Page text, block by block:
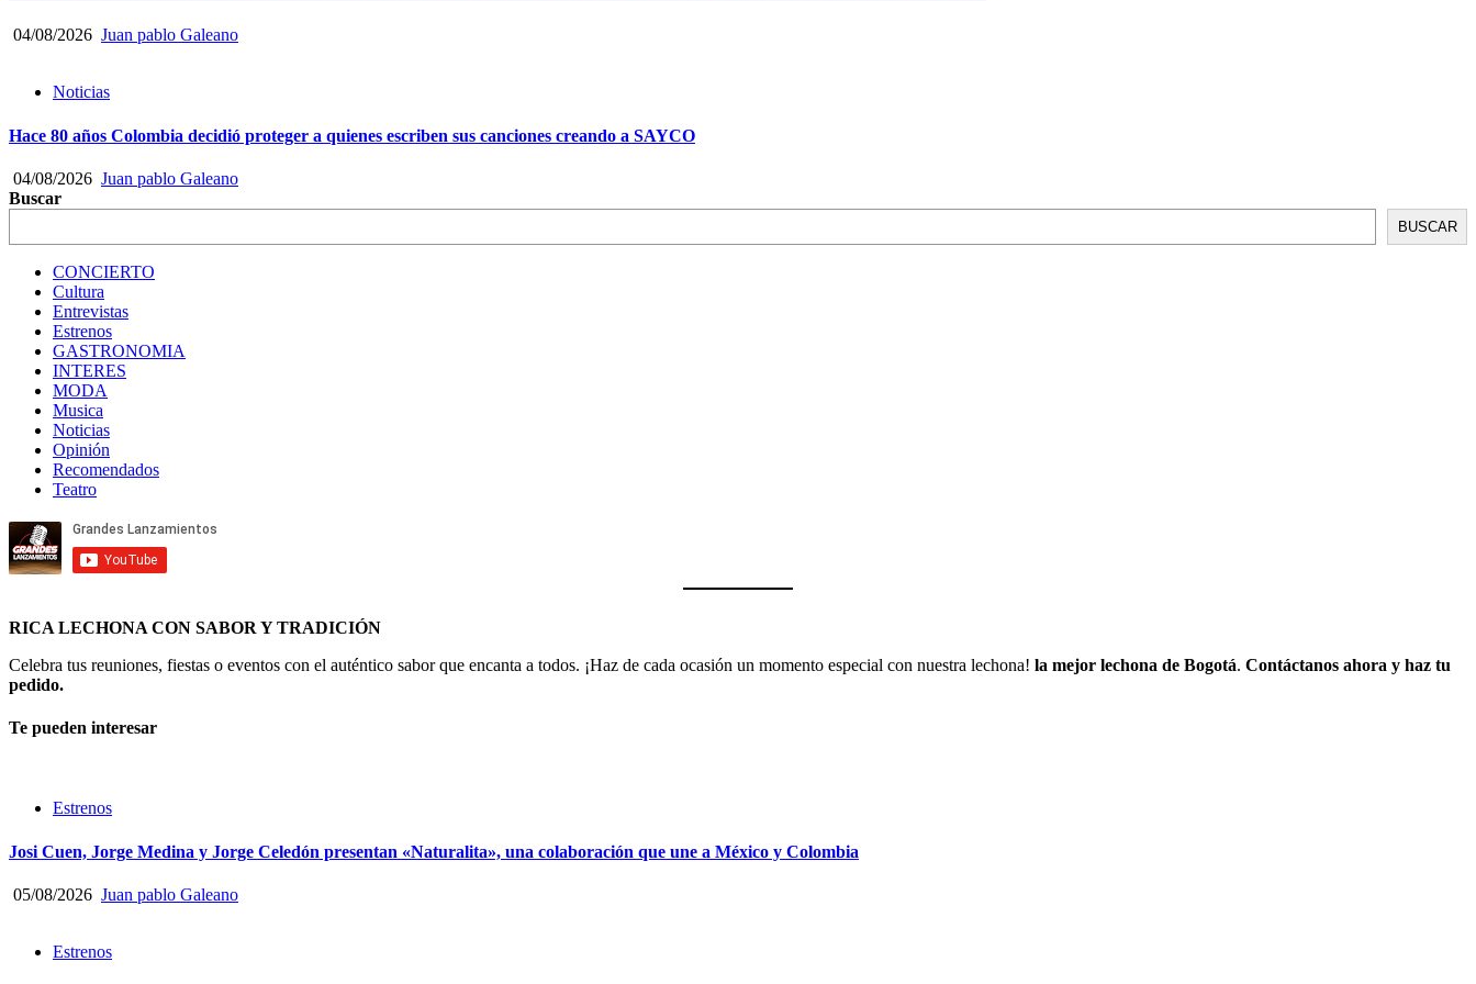
04/08/2026 Juan pablo Galeano
Noticias
Hace 80 años Colombia decidió proteger a quienes escriben sus canciones creando a SAYCO
04/08/2026 Juan pablo Galeano
Buscar
BUSCAR
CONCIERTO
Cultura
Entrevistas
Estrenos
GASTRONOMIA
INTERES
MODA
Musica
Noticias
Opinión
Recomendados
Teatro
RICA LECHONA CON SABOR Y TRADICIÓN
Celebra tus reuniones, fiestas o eventos con el auténtico sabor que encanta a todos. ¡Haz de cada ocasión un momento especial con nuestra lechona! la mejor lechona de Bogotá. Contáctanos ahora y haz tu
pedido.
Te pueden interesar
Estrenos
Josi Cuen, Jorge Medina y Jorge Celedón presentan «Naturalita», una colaboración que une a México y Colombia
05/08/2026 Juan pablo Galeano
Estrenos